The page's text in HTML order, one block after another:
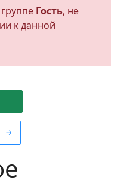
→
Гость, не
к данной